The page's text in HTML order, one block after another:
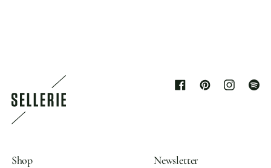
Facebook Pinterest Instagram
Shop
Newsletter